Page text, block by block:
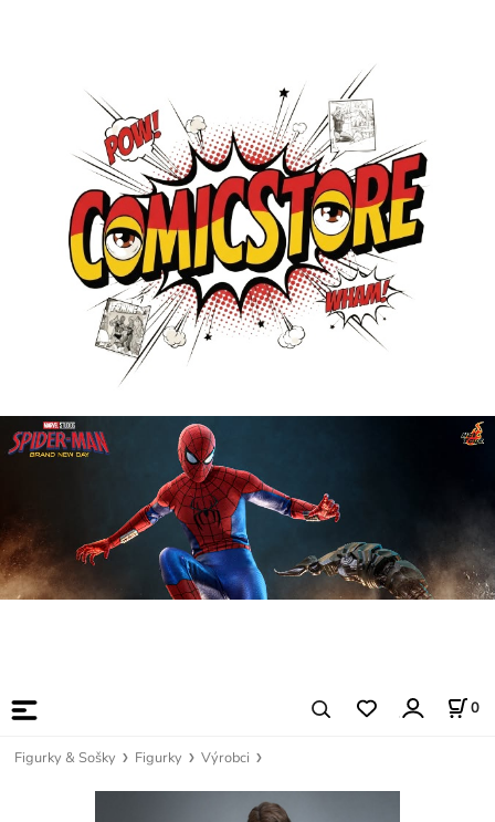
0
Figurky & Sošky Figurky Výrobci